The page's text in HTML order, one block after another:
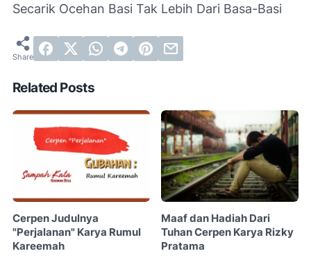
Secarik Ocehan Basi Tak Lebih Dari Basa-Basi
Related Posts
Cerpen Judulnya
"Perjalanan" Karya Rumul
Kareemah
Maaf dan Hadiah Dari
Tuhan Cerpen Karya Rizky
Pratama